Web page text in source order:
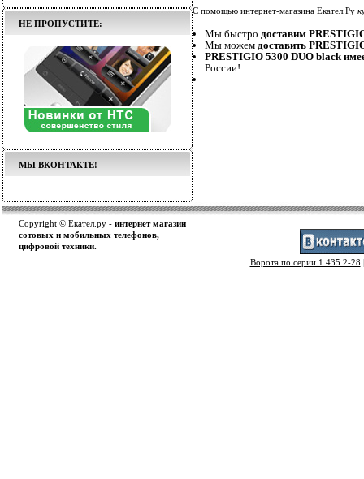
НЕ ПРОПУСТИТЕ:
МЫ ВКОНТАКТЕ!
С помощью интернет-магазина Екател.Ру
Мы быстро доставим
Мы можем доставить
PRESTIGIO 5300 DUO black
России!
Copyright © Екател.ру - интернет магазин
сотовых и мобильных телефонов,
цифровой техники.
Ворота по серии 1.435.2-28